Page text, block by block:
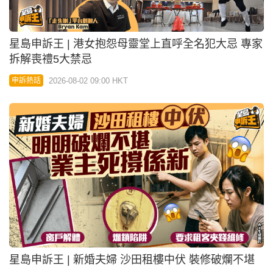
星島申訴王 | 港女抱怨母靈堂上直呼全名犯大忌 專家
拆解喪禮5大禁忌
申訴熱話 2026-08-02 09:00 HKT
星島申訴王 | 新婚夫婦 沙田租樓中伏 裝修破爛不堪